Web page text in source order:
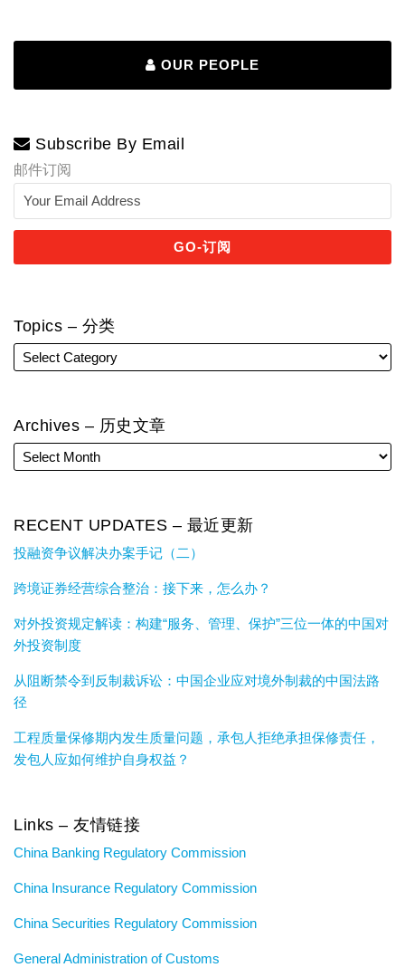
OUR PEOPLE
Subscribe By Email
邮件订阅
Topics – 分类
Archives – 历史文章
RECENT UPDATES – 最近更新
投融资争议解决办案手记（二）
跨境证券经营综合整治：接下来，怎么办？
对外投资规定解读：构建“服务、管理、保护”三位一体的中国对
外投资制度
从阻断禁令到反制裁诉讼：中国企业应对境外制裁的中国法路
径
工程质量保修期内发生质量问题，承包人拒绝承担保修责任，
发包人应如何维护自身权益？
Links – 友情链接
China Banking Regulatory Commission
China Insurance Regulatory Commission
China Securities Regulatory Commission
General Administration of Customs